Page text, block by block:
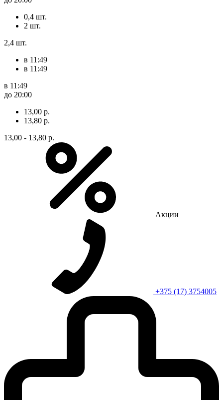
0,4 шт.
2 шт.
2,4 шт.
в 11:49
в 11:49
в 11:49
до 20:00
13,00 р.
13,80 р.
13,00 - 13,80 р.
Акции
+375 (17) 3754005